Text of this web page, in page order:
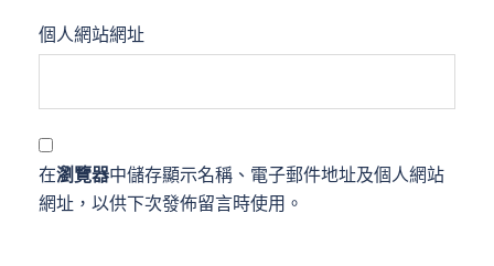
個人網站網址
在瀏覽器中儲存顯示名稱、電子郵件地址及個人網站
網址，以供下次發佈留言時使用。